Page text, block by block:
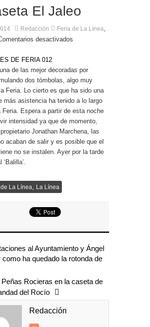
para cerrar los últimos flecos de la
de la carretera con el Pinar
Principal da la bienvenida a la nueva
para los Territorios de Ultramar
El Jaleo
Redacción Feria de La Línea,
desactivados
de las mejor decoradas por
dos tómbolas, algo muy
Feria. Lo cierto es que ha sido una
más asistencia ha tenido a lo largo
Feria. Espera a partir de esta noche
intensidad ya que de momento,
Jonathan Marchena, las
acaban de salir y es posible que el
no se instalen. Ayer por la tarde
de La Línea, La Línea
al Ayuntamiento y Ángel
como ha quedado la rotonda de
Rocieras en la caseta de
del Rocío
Redacción